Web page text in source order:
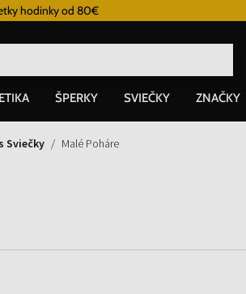
hodinky od 80€
ŠPERKY SVIEČKY ZNAČKY
Sviečky Malé Poháre